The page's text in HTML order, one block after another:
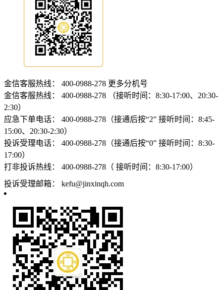
金信客服热线： 400-0988-278 更多分机号
金信客服热线：
400-0988-278 （接听时间：8:30-17:00、20:30-
2:30）
应急下单电话：
400-0988-278（接通后按“2” 接听时间：8:45-
15:00、20:30-2:30）
投诉受理电话：
400-0988-278（接通后按“0” 接听时间：8:30-
17:00）
打非投诉热线：
400-0988-278（ 接听时间：8:30-17:00）
投诉受理邮箱：
kefu@jinxinqh.com